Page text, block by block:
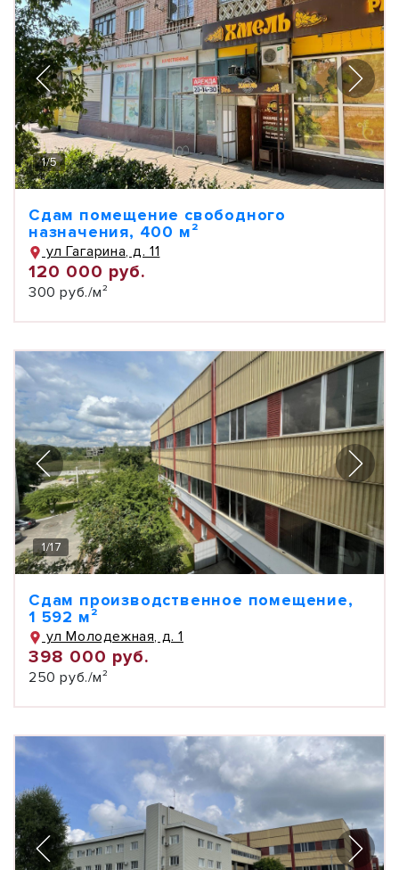
1/5
Сдам помещение свободного
назначения, 400 м²
ул Гагарина, д. 11
120 000 руб.
300 руб./м²
1/17
Сдам производственное помещение,
1 592 м²
ул Молодежная, д. 1
398 000 руб.
250 руб./м²